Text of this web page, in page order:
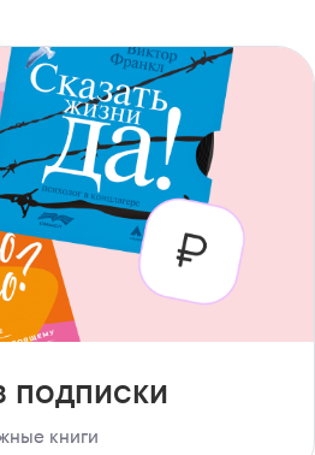
подписки
книги